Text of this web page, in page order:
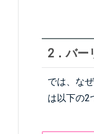
2．バー
では、な
は以下の2